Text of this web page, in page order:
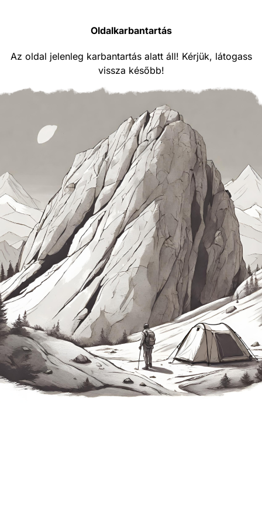
Oldalkarbantartás
Az oldal jelenleg karbantartás alatt áll! Kérjük, látogass
vissza később!